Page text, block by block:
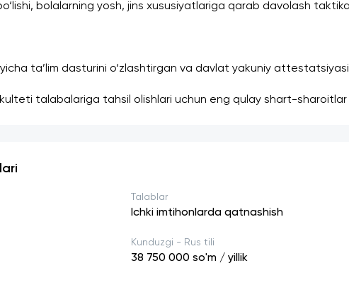
bolalarning yosh, jins xususiyatlariga qarab davolash
ta’lim dasturini o‘zlashtirgan va davlat yakuniy
talabalariga tahsil olishlari uchun eng qulay shart-
Talablar
Ichki imtihonlarda qatnashish
Kunduzgi - Rus tili
38 750 000 so'm / yillik